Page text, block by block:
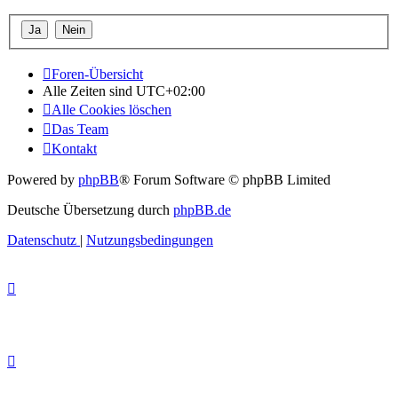
Foren-Übersicht
Alle Zeiten sind UTC+02:00
Alle Cookies löschen
Das Team
Kontakt
Powered by phpBB® Forum Software © phpBB Limited
Deutsche Übersetzung durch phpBB.de
Datenschutz | Nutzungsbedingungen